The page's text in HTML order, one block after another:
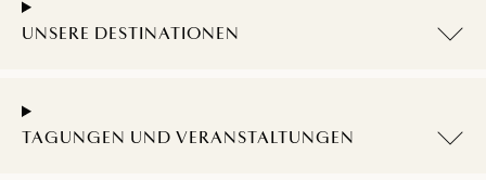
UNSERE DESTINATIONEN
TAGUNGEN UND VERANSTALTUNGEN